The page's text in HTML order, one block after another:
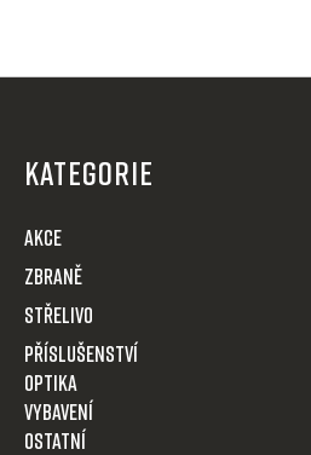
KATEGORIE
AKCE
Zbraně
Střelivo
Příslušenství
Optika
VYBAVENÍ
OSTATNÍ